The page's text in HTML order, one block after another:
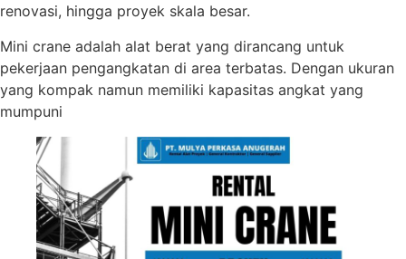
renovasi, hingga proyek skala besar.
Mini crane adalah alat berat yang dirancang untuk
pekerjaan pengangkatan di area terbatas. Dengan ukuran
yang kompak namun memiliki kapasitas angkat yang
mumpuni